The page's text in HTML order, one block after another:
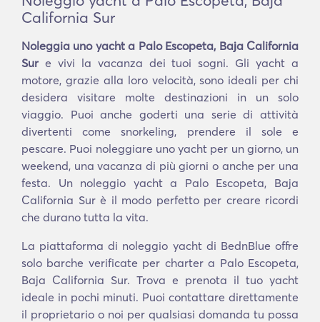
California Sur
Noleggia uno yacht a Palo Escopeta, Baja California
Sur e vivi la vacanza dei tuoi sogni. Gli yacht a
motore, grazie alla loro velocità, sono ideali per chi
desidera visitare molte destinazioni in un solo
viaggio. Puoi anche goderti una serie di attività
divertenti come snorkeling, prendere il sole e
pescare. Puoi noleggiare uno yacht per un giorno, un
weekend, una vacanza di più giorni o anche per una
festa. Un noleggio yacht a Palo Escopeta, Baja
California Sur è il modo perfetto per creare ricordi
che durano tutta la vita.
La piattaforma di noleggio yacht di BednBlue offre
solo barche verificate per charter a Palo Escopeta,
Baja California Sur. Trova e prenota il tuo yacht
ideale in pochi minuti. Puoi contattare direttamente
il proprietario o noi per qualsiasi domanda tu possa